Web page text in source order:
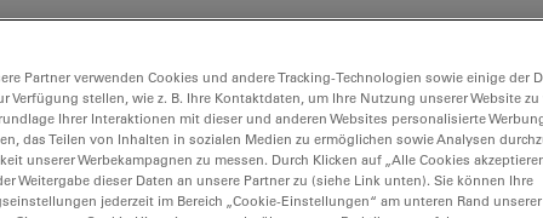
ist nicht mehr verfügbar. Bitte kontaktieren Sie uns, um
Partner verwenden Cookies und andere Tracking-Technologien sowie einige der
Verfügung stellen, wie z. B. Ihre Kontaktdaten, um Ihre Nutzung unserer Website
Ihrer Interaktionen mit dieser und anderen Websites personalisierte
das Teilen von Inhalten in sozialen Medien zu ermöglichen sowie Analysen
unserer Werbekampagnen zu messen. Durch Klicken auf „Alle Cookies
Weitergabe dieser Daten an unsere Partner zu (siehe Link unten). Sie können Ihre
jederzeit im Bereich „Cookie-Einstellungen“ am unteren Rand